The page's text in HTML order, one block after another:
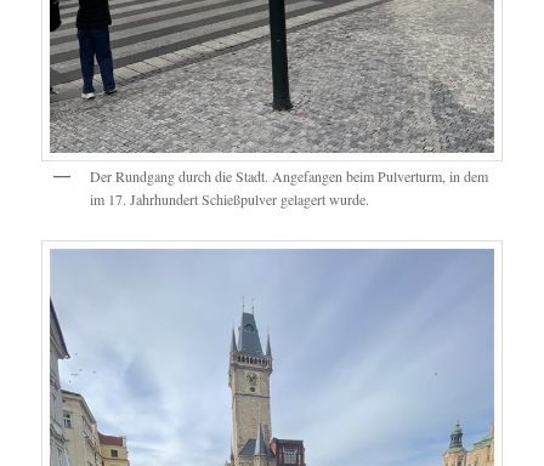
Der Rundgang durch die Stadt. Angefangen beim Pulverturm, in dem
im 17. Jahrhundert Schießpulver gelagert wurde.